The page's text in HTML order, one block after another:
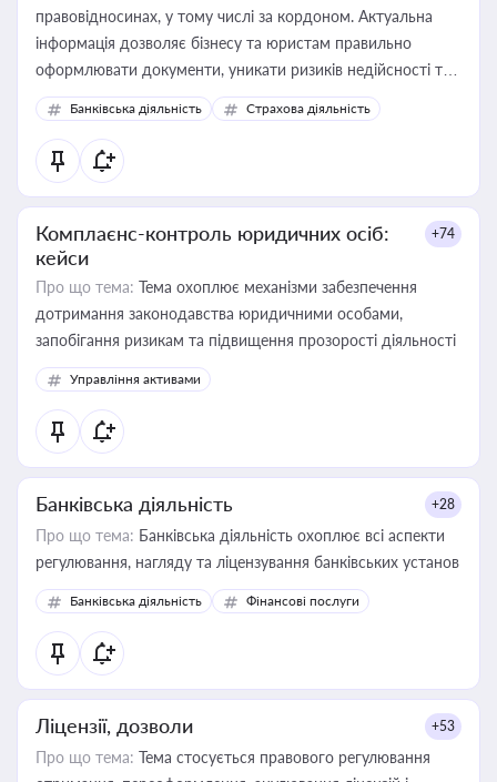
правовідносинах, у тому числі за кордоном. Актуальна
інформація дозволяє бізнесу та юристам правильно
оформлювати документи, уникати ризиків недійсності та
забезпечувати їх належне прийняття органами влади та
контрагентами
Банківська діяльність Страхова діяльність
Комплаєнс-контроль юридичних осіб:
кейси
+74
Про що тема: Тема охоплює механізми забезпечення
дотримання законодавства юридичними особами,
запобігання ризикам та підвищення прозорості діяльності
Управління активами
Банківська діяльність +28
Про що тема: Банківська діяльність охоплює всі аспекти
регулювання, нагляду та ліцензування банківських установ
Банківська діяльність Фінансові послуги
Ліцензії, дозволи +53
Про що тема: Тема стосується правового регулювання